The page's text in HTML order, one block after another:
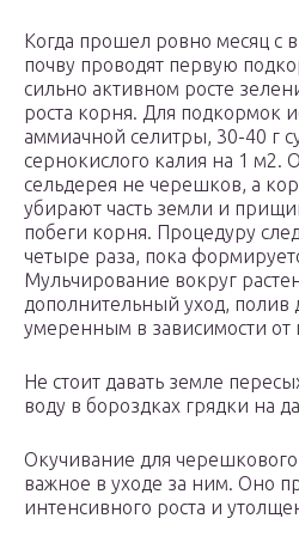
Когда прошел ровно месяц с
почву проводят первую
сильно активном росте
роста корня. Для подкормок
аммиачной селитры, 30-40 г
сернокислого калия на 1 м2.
сельдерея не черешков, а
убирают часть земли и
побеги корня. Процедуру
четыре раза, пока
Мульчирование вокруг
дополнительный уход, полив
умеренным в зависимости от
Не стоит давать земле
воду в бороздках грядки на
Окучивание для
важное в уходе за ним. Оно
интенсивного роста и